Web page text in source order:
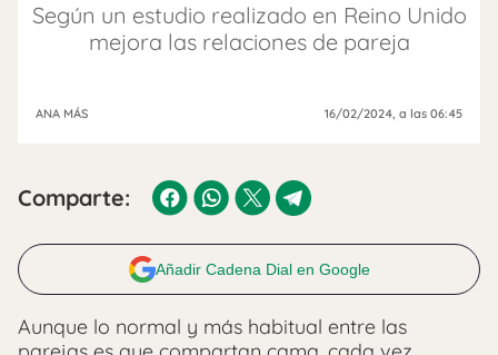
Según un estudio realizado en Reino Unido
mejora las relaciones de pareja
ANA MÁS 16/02/2024, a las 06:45
Comparte:
Añadir Cadena Dial en Google
Aunque lo normal y más habitual entre las